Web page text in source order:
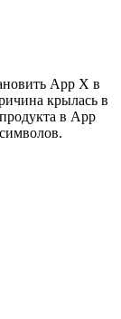
App X в
крылась в
в App